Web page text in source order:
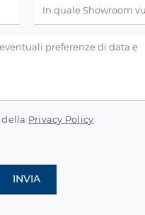
della Privacy Policy
INVIA